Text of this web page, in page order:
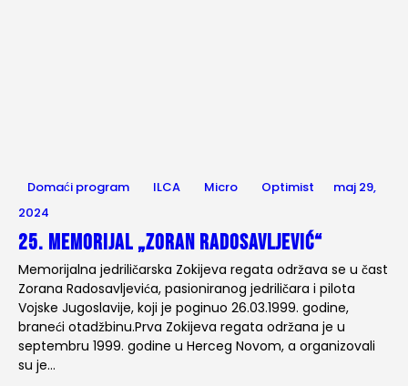
Domaći program ILCA Micro Optimist
maj 29,
2024
25. memorijal „Zoran Radosavljević“
Memorijalna jedriličarska Zokijeva regata održava se u čast
Zorana Radosavljevića, pasioniranog jedriličara i pilota
Vojske Jugoslavije, koji je poginuo 26.03.1999. godine,
braneći otadžbinu.Prva Zokijeva regata održana je u
septembru 1999. godine u Herceg Novom, a organizovali
su je…